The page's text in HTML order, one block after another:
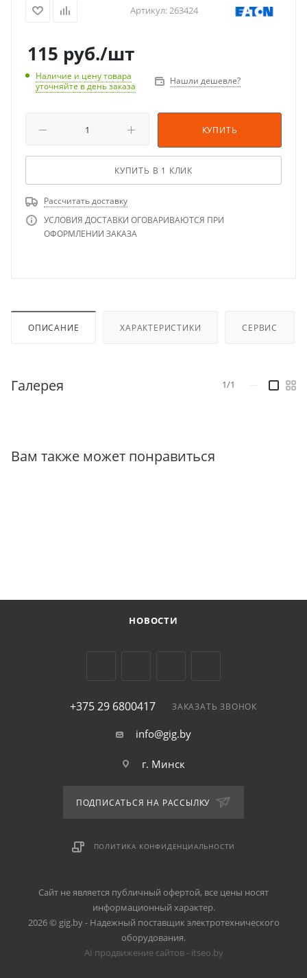
Артикул:263424
115 руб./шт
Наличие и цену товара
уточняйте в день заказа
Нашли дешевле?
КУПИТЬ
КУПИТЬ В 1 КЛИК
Рассчитать доставку
УСЛОВИЯ ДОСТАВКИ ОГОВАРИВАЮТСЯ ПРИ
ОФОРМЛЕНИИ ЗАКАЗА
ОПИСАНИЕ ХАРАКТЕРИСТИКИ СЕРВИС
Галерея 1/1
Вам также может понравиться
НОВОСТИ
+375 29 6800417 ЗАКАЗАТЬ ЗВОНОК
info@gig.by
г. Минск
ПОДПИСАТЬСЯ НА РАССЫЛКУ
ПОЛИТИКА КОНФИДЕНЦИАЛЬНОСТИ
Сайт не является публичный офертой, все цены носят
информационный характер.
2026 © gig.by - Надежный поставщик электротехнического
оборудования.
AI продвижение сайтов - itseo.by